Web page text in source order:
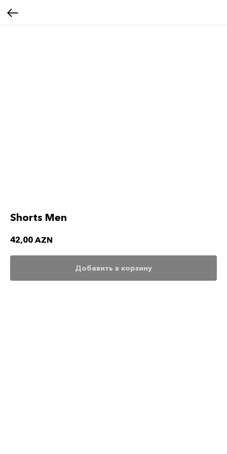
Shorts Men
42,00 AZN
Добавить в корзину